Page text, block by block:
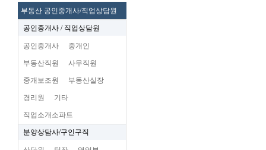
부동산 공인중개사/직업상담원
공인중개사 / 직업상담원
공인중개사 중개인
부동산직원 사무직원
중개보조원 부동산실장
경리원 기타
직업소개소파트
분양상담사/구인구직